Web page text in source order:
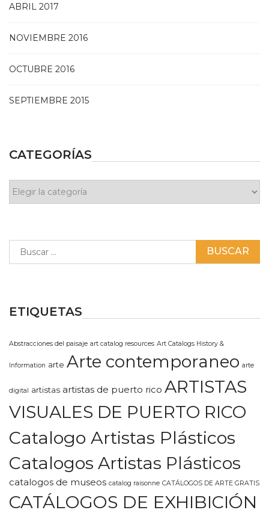
ABRIL 2017
NOVIEMBRE 2016
OCTUBRE 2016
SEPTIEMBRE 2015
CATEGORÍAS
ETIQUETAS
Abstracciones del paisaje art catalog resources Art Catalogs History &
Information arte Arte contemporaneo arte
digital artistas artistas de puerto rico ARTISTAS
VISUALES DE PUERTO RICO
Catalogo Artistas Plásticos
Catalogos Artistas Plásticos
catalogos de museos catalog raisonne CATÁLOGOS DE ARTE GRATIS
CATÁLOGOS DE EXHIBICIÓN